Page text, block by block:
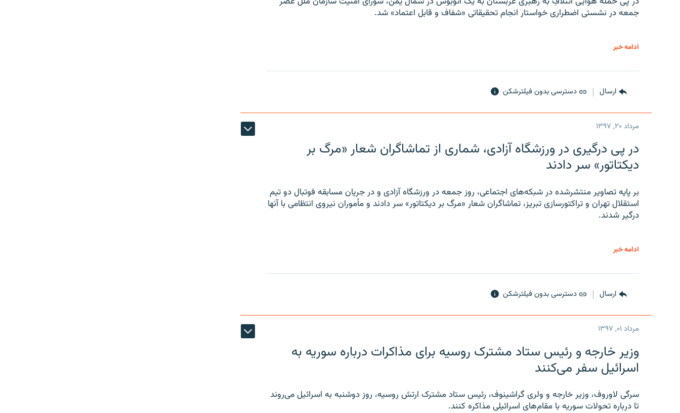
جمعه در نشستی اضطراری خواستار انجام تحقیقاتی «شفاف و قابل اعتماد» شد.
ادامه خبر
ارسال دسترسی بدون فیلترشکن
مرداد ۲۰, ۱۳۹۷
در پی درگیری در ورزشگاه آزادی، شماری از تماشاگران شعار «مرگ بر
دیکتاتور» سر دادند
بر پایه تصاویر منتشرشده در شبکه‌های اجتماعی، روز جمعه در ورزشگاه آزادی و در جریان مسابقه فوتبال دو تیم
استقلال تهران و تراکتورسازی تبریز، تماشاگران شعار «مرگ بر دیکتاتور» سر دادند و مأموران نیروی انتظامی با آنها
درگیر شدند.
ادامه خبر
ارسال دسترسی بدون فیلترشکن
مرداد ۰۱, ۱۳۹۷
وزیر خارجه و رئیس‌ ستاد مشترک روسیه برای مذاکرات درباره سوریه به
اسرائیل سفر می‌کنند
سرگی لاوروف، وزیر خارجه و ولری گراشینوف، رئیس ستاد مشترک ارتش روسیه، روز دوشنبه به اسرائیل می‌روند
تا درباره تحولات سوریه با مقام‌های اسرائیلی مذاکره کنند.